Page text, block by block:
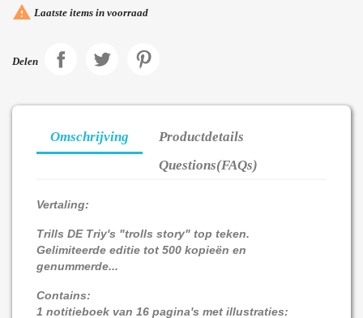
 Laatste items in voorraad
Delen
Omschrijving
Productdetails
Questions(FAQs)
Vertaling:
Trills DE Triy's "trolls story" top teken.
Gelimiteerde editie tot 500 kopieën en
genummerde...
Contains:
1 notitieboek van 16 pagina's met illustraties: